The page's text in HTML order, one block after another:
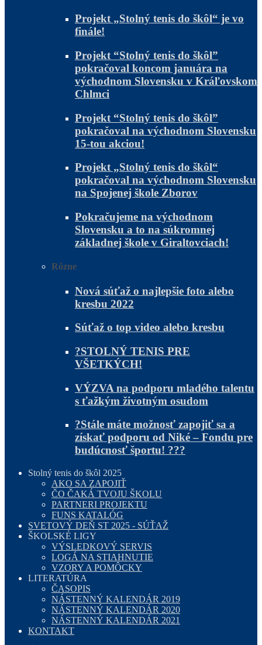
Projekt „Stolný tenis do škôl“ je vo
finále!
Projekt “Stolný tenis do škôl”
pokračoval koncom januára na
východnom Slovensku v Kráľovskom
Chlmci
Projekt “Stolný tenis do škôl”
pokračoval na východnom Slovensku
15-tou akciou!
Projekt „Stolný tenis do škôl“
pokračoval na východnom Slovensku
na Spojenej škole Zborov
Pokračujeme na východnom
Slovensku a to na súkromnej
základnej škole v Giraltovciach!
Rôzne
Nová súťaž o najlepšie foto alebo
kresbu 2022
Súťaž o top video alebo kresbu
?STOLNÝ TENIS PRE
VŠETKÝCH!
VÝZVA na podporu mladého talentu
s ťažkým životným osudom
?Stále máte možnosť zapojiť sa a
získať podporu od Niké – Fondu pre
budúcnosť športu! ???
Stolný tenis do škôl 2025
AKO SA ZAPOJIŤ
ČO ČAKÁ TVOJU ŠKOLU
PARTNERI PROJEKTU
FUNS KATALÓG
SVETOVÝ DEŇ ST 2025 - SÚŤAŽ
ŠKOLSKÉ LIGY
VÝSLEDKOVÝ SERVIS
LOGÁ NA STIAHNUTIE
VZORY A POMÔCKY
LITERATÚRA
ČASOPIS
NÁSTENNÝ KALENDÁR 2019
NÁSTENNÝ KALENDÁR 2020
NÁSTENNÝ KALENDÁR 2021
KONTAKT